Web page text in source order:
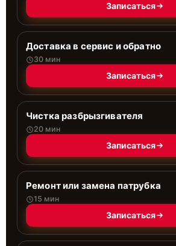
Записаться
Доставка в сервис и обратно
30 мин
Записаться
Чистка разбрызгивателя
20 мин
Записаться
Ремонт или замена патрубка
15 мин
Записаться